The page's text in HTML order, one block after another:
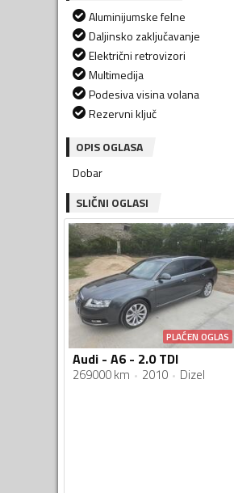
Aluminijumske felne
Daljinsko zaključavanje
Električni retrovizori
Multimedija
Podesiva visina volana
Rezervni ključ
OPIS OGLASA
Dobar
SLIČNI OGLASI
PLAĆEN OGLAS
Audi - A6 - 2.0 TDI
269000 km 2010 Dizel